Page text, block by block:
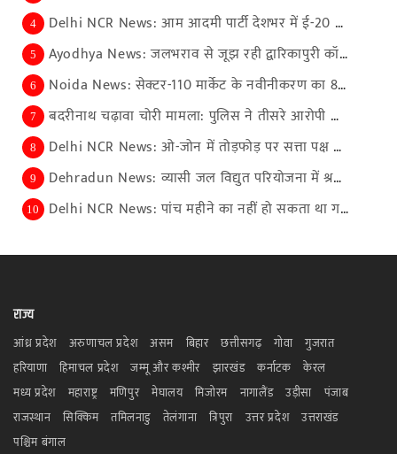
4 Delhi NCR News: आम आदमी पार्टी देशभर में ई-20 के ख...
5 Ayodhya News: जलभराव से जूझ रही द्वारिकापुरी कॉलोन...
6 Noida News: सेक्टर-110 मार्केट के नवीनीकरण का 80 प...
7 बदरीनाथ चढ़ावा चोरी मामला: पुलिस ने तीसरे आरोपी को...
8 Delhi NCR News: ओ-जोन में तोड़फोड़ पर सत्ता पक्ष औ...
9 Dehradun News: व्यासी जल विद्युत परियोजना में श्रम...
10 Delhi NCR News: पांच महीने का नहीं हो सकता था गर्भ...
राज्य
आंध्र प्रदेश अरुणाचल प्रदेश असम बिहार छत्तीसगढ़ गोवा
गुजरात
हरियाणा
हिमाचल प्रदेश जम्मू और कश्मीर झारखंड कर्नाटक
केरल
मध्य प्रदेश
महाराष्ट्र मणिपुर मेघालय मिजोरम नागालैंड उड़ीसा
पंजाब
राजस्थान
सिक्किम तमिलनाडु तेलंगाना त्रिपुरा उत्तर प्रदेश
उत्तराखंड
पश्चिम बंगाल